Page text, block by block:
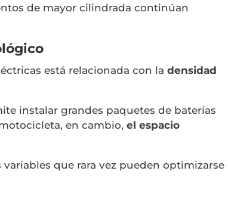
de mayor cilindrada continúan
está relacionada con ladensidad
instalar grandes paquetes de baterías
en cambio,el espacio
que rara vez pueden optimizarse